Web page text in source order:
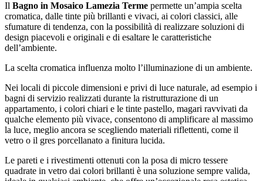
Il Bagno in Mosaico Lamezia Terme permette un’ampia scelta
cromatica, dalle tinte più brillanti e vivaci, ai colori classici, alle
sfumature di tendenza, con la possibilità di realizzare soluzioni di
design piacevoli e originali e di esaltare le caratteristiche
dell’ambiente.
La scelta cromatica influenza molto l’illuminazione di un ambiente.
Nei locali di piccole dimensioni e privi di luce naturale, ad esempio i
bagni di servizio realizzati durante la ristrutturazione di un
appartamento, i colori chiari e le tinte pastello, magari ravvivati da
qualche elemento più vivace, consentono di amplificare al massimo
la luce, meglio ancora se scegliendo materiali riflettenti, come il
vetro o il gres porcellanato a finitura lucida.
Le pareti e i rivestimenti ottenuti con la posa di micro tessere
quadrate in vetro dai colori brillanti è una soluzione sempre valida,